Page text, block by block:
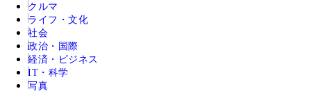
クルマ
ライフ・文化
社会
政治・国際
経済・ビジネス
IT・科学
写真